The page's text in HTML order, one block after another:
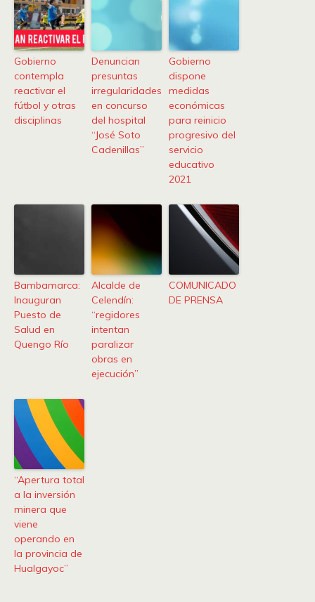
Gobierno
contempla
reactivar el
fútbol y otras
disciplinas
Denuncian
presuntas
irregularidades
en concurso
del hospital
“José Soto
Cadenillas”
Gobierno
dispone
medidas
económicas
para reinicio
progresivo del
servicio
educativo
2021
Bambamarca:
Inauguran
Puesto de
Salud en
Quengo Río
Alcalde de
Celendín:
“regidores
intentan
paralizar
obras en
ejecución”
COMUNICADO
DE PRENSA
“Apertura total
a la inversión
minera que
viene
operando en
la provincia de
Hualgayoc”